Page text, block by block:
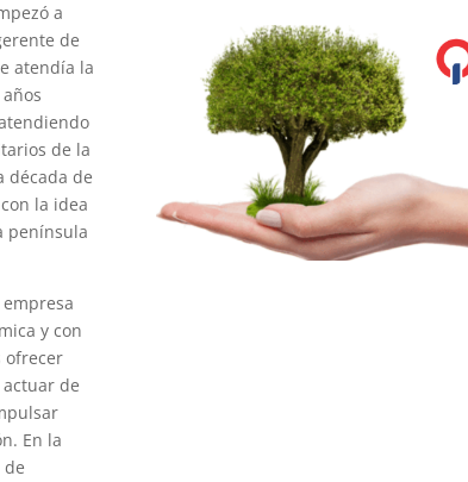
a
de
atendía la
de la
década de
la idea
península
y con
ofrecer
de
En la
de